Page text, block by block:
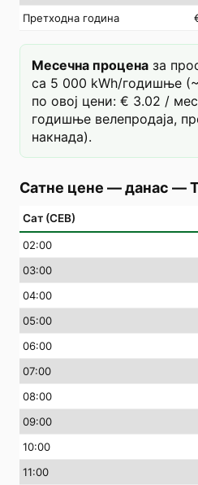
Претходна година
Месечна процена за
са 5 000 kWh/годишње
по овој цени: € 3.02 /
годишње велепродаја,
накнада).
Сатне цене — данас —
Сат (СЕВ)
02:00
03:00
04:00
05:00
06:00
07:00
08:00
09:00
10:00
11:00